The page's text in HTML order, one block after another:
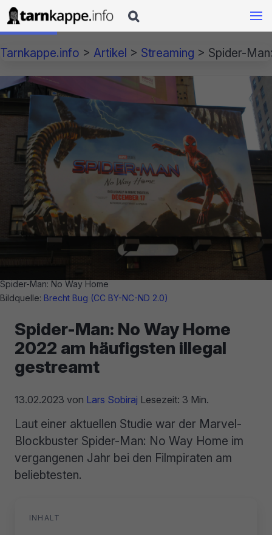

Tarnkappe.info > Artikel > Streaming > Spider-
Spider-Man: No Way Home
Bildquelle: Brecht Bug (CC BY-NC-ND 2.0)
Spider-Man: No Way Home
2022 am häufigsten illegal
gestreamt
13.02.2023 von Lars Sobiraj Lesezeit: 3 Min.
Laut einer aktuellen Studie war der Marvel-
Blockbuster Spider-Man: No Way Home im
vergangenen Jahr bei den Filmpiraten am
beliebtesten.
INHALT